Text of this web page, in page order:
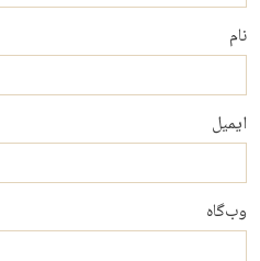
نام
ایمیل
وب‌گاه